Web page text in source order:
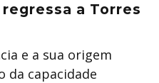
a Torres
e a sua origem
da capacidade